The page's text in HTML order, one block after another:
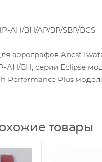
AH/BH/AP/BP/SBP/BCS
аэрографов Anest
AH/BH, серии Eclipse
Performance Plus
товары